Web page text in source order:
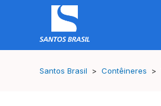
Santos Brasil Contêineres